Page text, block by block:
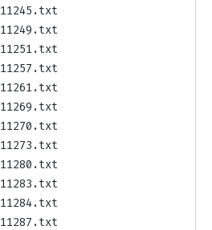
11245.txt
11249.txt
11251.txt
11257.txt
11261.txt
11269.txt
11270.txt
11273.txt
11280.txt
11283.txt
11284.txt
11287.txt